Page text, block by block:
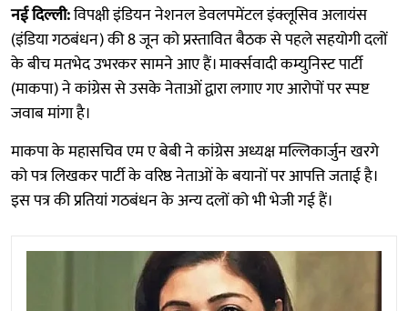
नई दिल्ली:विपक्षी इंडियन नेशनल डेवलपमेंटल इंक्लूसिव अलायंस
(इंडिया गठबंधन) की 8 जून को प्रस्तावित बैठक से पहले सहयोगी दलों
के बीच मतभेद उभरकर सामने आए हैं। मार्क्सवादी कम्युनिस्ट पार्टी
(माकपा) ने कांग्रेस से उसके नेताओं द्वारा लगाए गए आरोपों पर स्पष्ट
जवाब मांगा है।
माकपा के महासचिव एम ए बेबी ने कांग्रेस अध्यक्ष मल्लिकार्जुन खरगे
को पत्र लिखकर पार्टी के वरिष्ठ नेताओं के बयानों पर आपत्ति जताई है।
इस पत्र की प्रतियां गठबंधन के अन्य दलों को भी भेजी गई हैं।